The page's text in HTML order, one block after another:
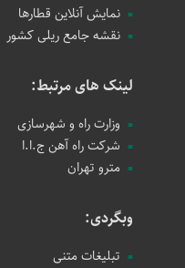
نمایش آنلاین قطارها
نقشه جامع ریلی کشور
لینک های مرتبط:
وزارت راه و شهرسازی
شرکت راه آهن ج.ا.ا
مترو تهران
وبگردی:
تبلیغات متنی